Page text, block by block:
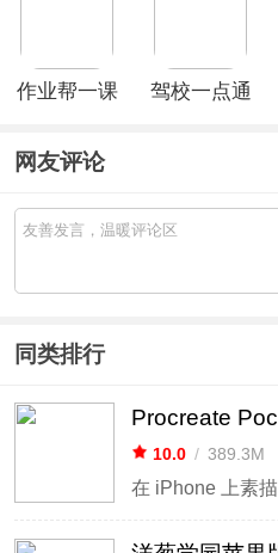
作业帮一课
驾校一点通
网友评论
同类排行
Procreate
10.0 / 389.3M
在 iPhone 上素描